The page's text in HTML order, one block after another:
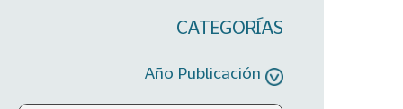
CATEGORÍAS
Año Publicación